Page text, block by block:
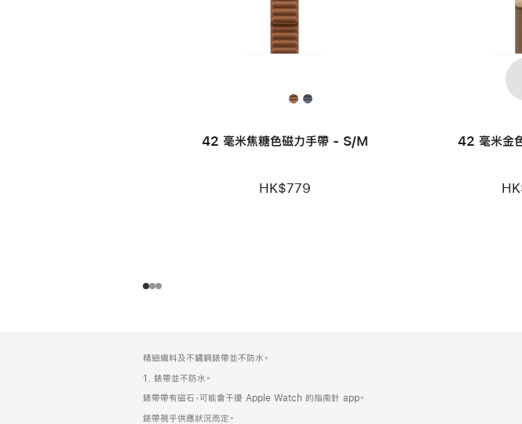
42 毫米焦糖色磁力手帶 - S/M
HK$779
42 毫米金
上
一
頁
下
一
步
腳
腳
精細織料及不鏽鋼錶帶並不防水。
1. 錶帶並不防水。
錶帶帶有磁石，可能會干擾 Apple Watch 的指南針 app。
錶帶視乎供應狀況而定。